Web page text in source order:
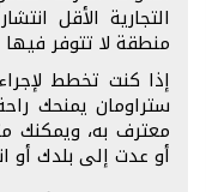
التجارية الأقل
منطقة لا تتوفر
إذا كنت تخطط
ستراومان يمنحك
معترف به، ويمكنك
أو عدت إلى بلدك أو